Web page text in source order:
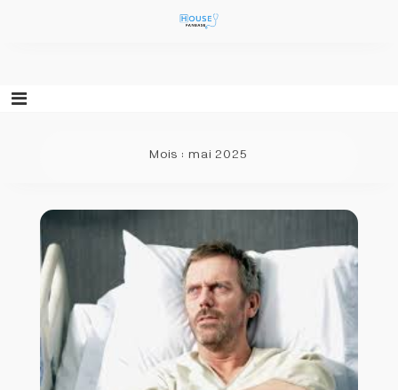
Mois :mai 2025